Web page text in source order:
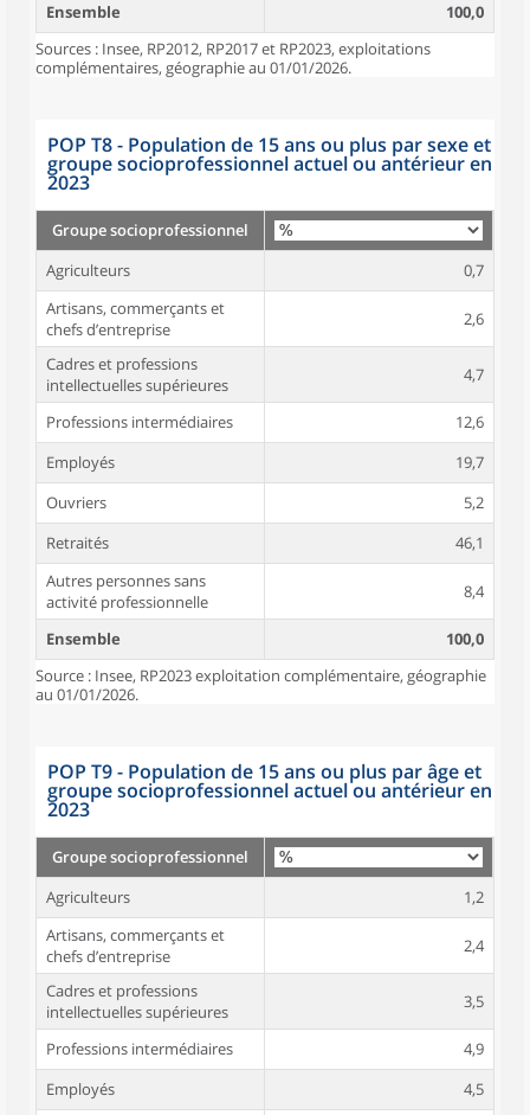
Ensemble
100,0
Sources : Insee, RP2012, RP2017 et RP2023, exploitations
complémentaires, géographie au 01/01/2026.
POP T8 - Population de 15 ans ou plus par sexe et
groupe socioprofessionnel actuel ou antérieur en
2023
Groupe socioprofessionnel
Agriculteurs
0,7
Artisans, commerçants et
chefs d’entreprise
2,6
Cadres et professions
intellectuelles supérieures
4,7
Professions intermédiaires
12,6
Employés
19,7
Ouvriers
5,2
Retraités
46,1
Autres personnes sans
activité professionnelle
8,4
Ensemble
100,0
Source : Insee, RP2023 exploitation complémentaire, géographie
au 01/01/2026.
POP T9 - Population de 15 ans ou plus par âge et
groupe socioprofessionnel actuel ou antérieur en
2023
Groupe socioprofessionnel
Agriculteurs
1,2
Artisans, commerçants et
chefs d’entreprise
2,4
Cadres et professions
intellectuelles supérieures
3,5
Professions intermédiaires
4,9
Employés
4,5